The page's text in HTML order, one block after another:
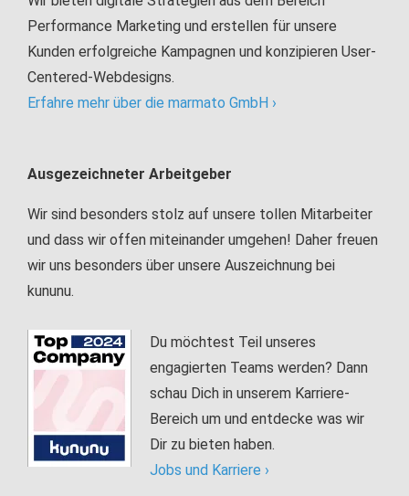
Performance Marketing und erstellen für unsere
Kunden erfolgreiche Kampagnen und konzipieren User-
Centered-Webdesigns.
Erfahre mehr über die marmato GmbH ›
Ausgezeichneter Arbeitgeber
Wir sind besonders stolz auf unsere tollen Mitarbeiter
und dass wir offen miteinander umgehen! Daher freuen
wir uns besonders über unsere Auszeichnung bei
kununu.
Du möchtest Teil unseres
engagierten Teams werden? Dann
schau Dich in unserem Karriere-
Bereich um und entdecke was wir
Dir zu bieten haben.
Jobs und Karriere ›